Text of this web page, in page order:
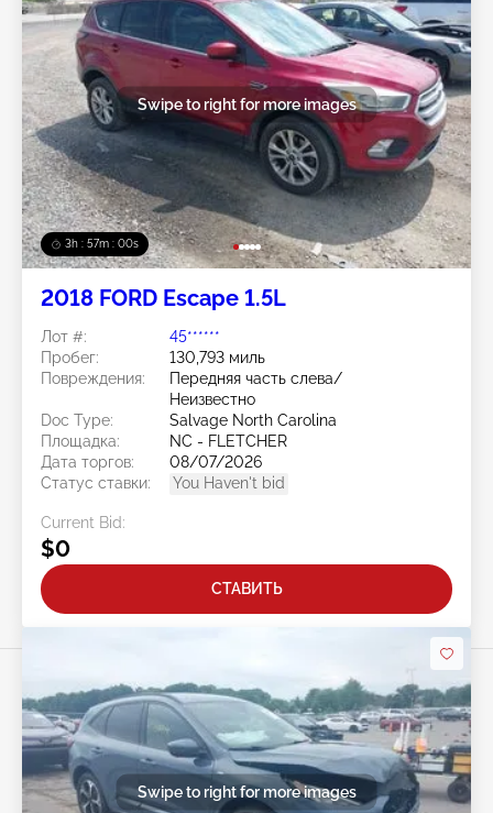
3h : 56m : 57s
Swipe to right for more images
2018 FORD Escape 1.5L
Лот #:
45******
Пробег:
130,793 миль
Повреждения:
Передняя часть слева/
Неизвестно
Doc Type:
Salvage North Carolina
Площадка:
NC - FLETCHER
Дата торгов:
08/07/2026
Статус ставки:
You Haven't bid
Current Bid:
$0
СТАВИТЬ
Swipe to right for more images